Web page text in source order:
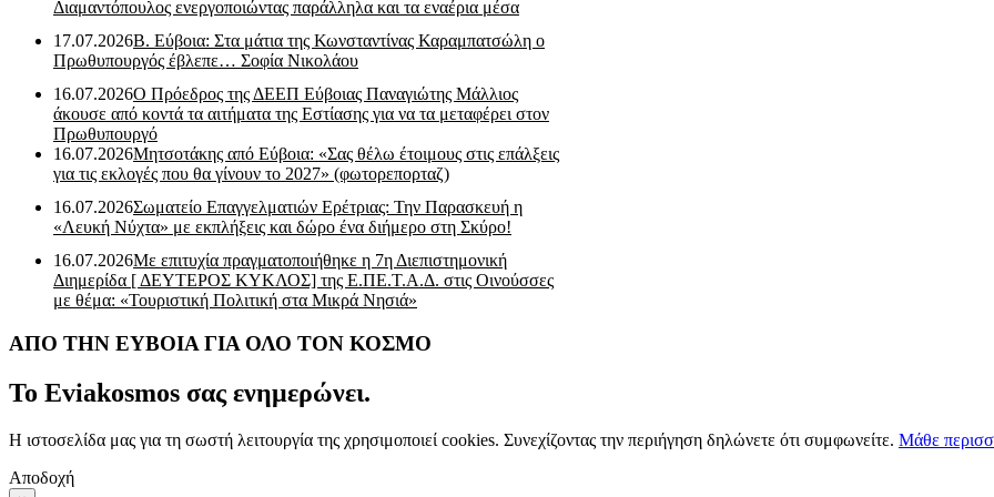
Διαμαντόπουλος ενεργοποιώντας παράλληλα και τα εναέρια μέσα
17.07.2026Β. Εύβοια: Στα μάτια της Κωνσταντίνας Καραμπατσώλη ο
Πρωθυπουργός έβλεπε… Σοφία Νικολάου
16.07.2026Ο Πρόεδρος της ΔΕΕΠ Εύβοιας Παναγιώτης Μάλλιος
άκουσε από κοντά τα αιτήματα της Εστίασης για να τα μεταφέρει στον
Πρωθυπουργό
16.07.2026Μητσοτάκης από Εύβοια: «Σας θέλω έτοιμους στις επάλξεις
για τις εκλογές που θα γίνουν το 2027» (φωτορεπορταζ)
16.07.2026Σωματείο Επαγγελματιών Ερέτριας: Την Παρασκευή η
«Λευκή Νύχτα» με εκπλήξεις και δώρο ένα διήμερο στη Σκύρο!
16.07.2026Με επιτυχία πραγματοποιήθηκε η 7η Διεπιστημονική
Διημερίδα [ ΔEYΤΕΡΟΣ ΚΥΚΛΟΣ] της Ε.ΠΕ.Τ.Α.Δ. στις Οινούσσες
με θέμα: «Τουριστική Πολιτική στα Μικρά Νησιά»
ΑΠΟ ΤΗΝ ΕΥΒΟΙΑ ΓΙΑ ΟΛΟ ΤΟΝ ΚΟΣΜΟ
Το Eviakosmos σας ενημερώνει.
Η ιστοσελίδα μας για τη σωστή λειτουργία της χρησιμοποιεί cookies. Συνεχίζοντας την περιήγηση δηλώνετε ότι συμφωνείτε. Μάθε
Αποδοχή